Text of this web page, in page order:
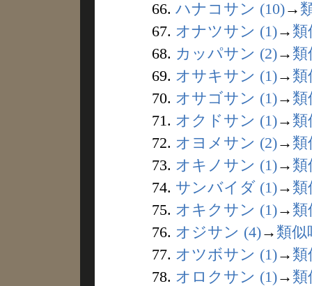
66. ハナコサン (10)→
67. オナツサン (1)→ 類
68. カッパサン (2)→ 類
69. オサキサン (1)→ 類
70. オサゴサン (1)→ 類
71. オクドサン (1)→ 類
72. オヨメサン (2)→ 類
73. オキノサン (1)→ 類
74. サンバイダ (1)→ 類
75. オキクサン (1)→ 類
76. オジサン (4)→ 類似
77. オツボサン (1)→ 類
78. オロクサン (1)→ 類